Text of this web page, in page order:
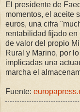
El presidente de
momentos, el aceite
euros, una cifra
rentabilidad fijado en
de valor del propio
Rural y Marino, por
implicadas una
marcha el
Fuente: